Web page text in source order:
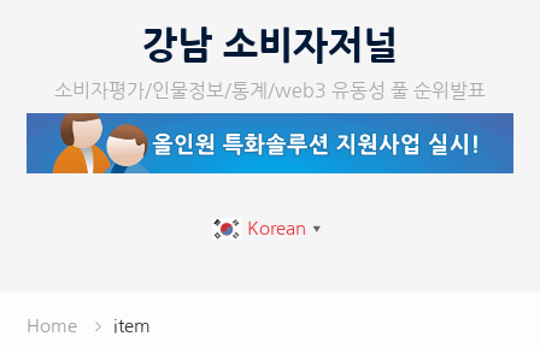
강남 소비자저널
소비자평가/인물정보/통계/web3 유동성 풀 순위발표
Korean ▼
Home item